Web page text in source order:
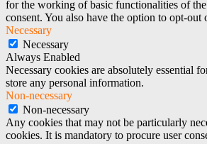
for the working of basic functionalities of
consent. You also have the option to opt-
Necessary
Necessary
Always Enabled
Necessary cookies are absolutely essential
store any personal information.
Non-necessary
Non-necessary
Any cookies that may not be particularly
cookies. It is mandatory to procure user